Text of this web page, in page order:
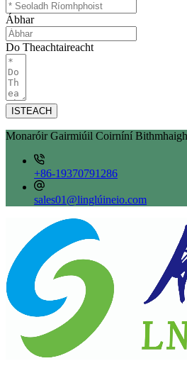
Ábhar
Do Theachtaireacht
ISTEACH
Monaróir Gairmiúil Coirníní
+86-19370791286
sales01@linglúineio.com